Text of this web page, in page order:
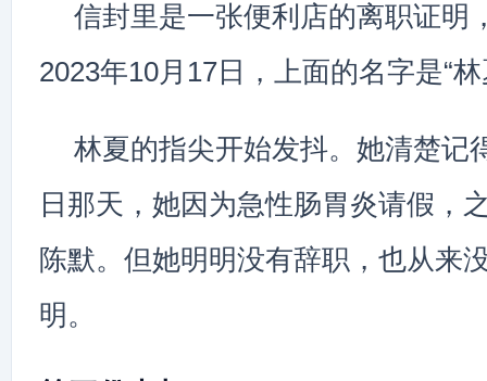
信封里是一张便利店的离职证明
2023年10月17日，上面的名字是“林
林夏的指尖开始发抖。她清楚记
日那天，她因为急性肠胃炎请假，
陈默。但她明明没有辞职，也从来
明。